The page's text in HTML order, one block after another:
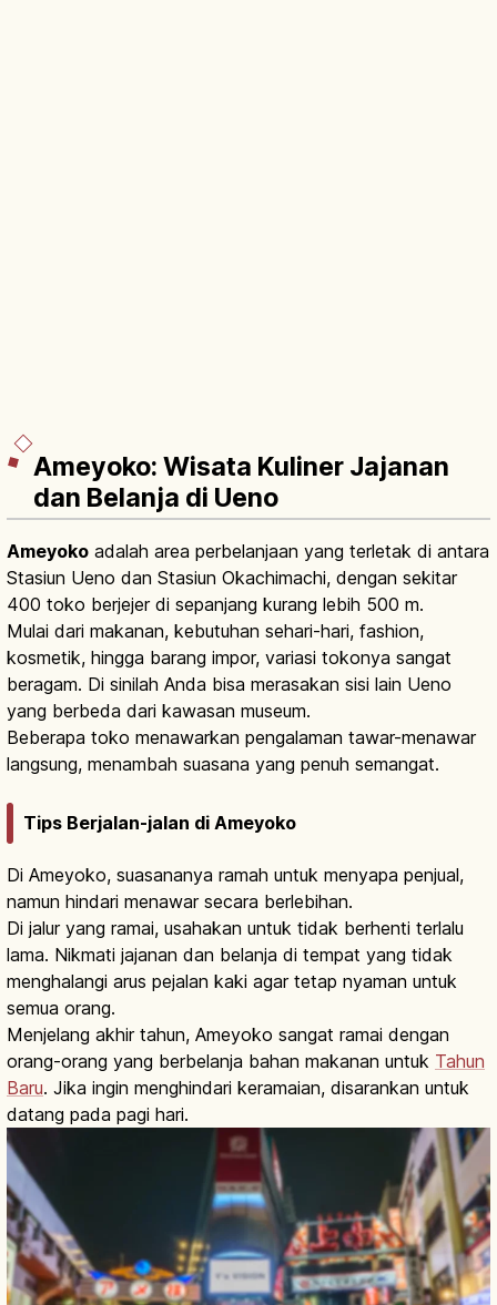
Ameyoko: Wisata Kuliner Jajanan
dan Belanja di Ueno
Ameyoko adalah area perbelanjaan yang terletak di antara
Stasiun Ueno dan Stasiun Okachimachi, dengan sekitar
400 toko berjejer di sepanjang kurang lebih 500 m.
Mulai dari makanan, kebutuhan sehari-hari, fashion,
kosmetik, hingga barang impor, variasi tokonya sangat
beragam. Di sinilah Anda bisa merasakan sisi lain Ueno
yang berbeda dari kawasan museum.
Beberapa toko menawarkan pengalaman tawar-menawar
langsung, menambah suasana yang penuh semangat.
Tips Berjalan-jalan di Ameyoko
Di Ameyoko, suasananya ramah untuk menyapa penjual,
namun hindari menawar secara berlebihan.
Di jalur yang ramai, usahakan untuk tidak berhenti terlalu
lama. Nikmati jajanan dan belanja di tempat yang tidak
menghalangi arus pejalan kaki agar tetap nyaman untuk
semua orang.
Menjelang akhir tahun, Ameyoko sangat ramai dengan
orang-orang yang berbelanja bahan makanan untuk Tahun
Baru. Jika ingin menghindari keramaian, disarankan untuk
datang pada pagi hari.